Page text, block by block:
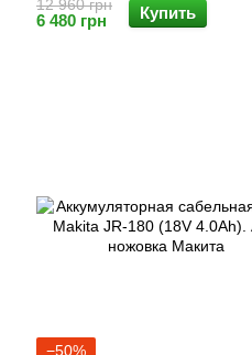
12 960 грн
6 480 грн Купить
−50%